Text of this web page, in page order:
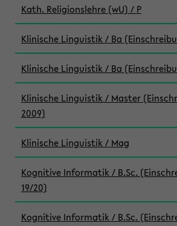
Kath. Religionslehre (wU) / P
Klinische Linguistik / Ba
Klinische Linguistik / Ba
Klinische Linguistik / Master
2009)
Klinische Linguistik / Mag
Kognitive Informatik / B.Sc.
19/20)
Kognitive Informatik / B.Sc.